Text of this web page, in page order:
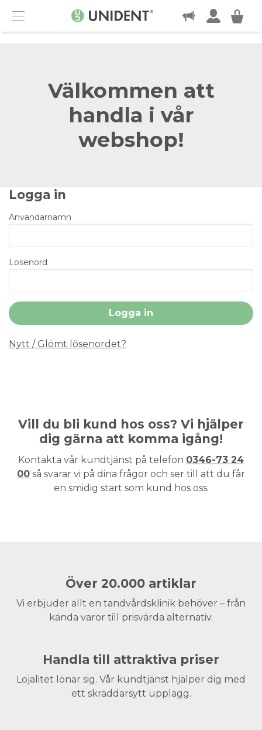
Menu
KONTAKT
Välkommen att
handla i vår
webshop!
Logga in
Användarnamn
Lösenord
Nytt / Glömt lösenordet?
Vill du bli kund hos oss? Vi hjälper
dig gärna att komma igång!
Kontakta vår kundtjänst på telefon 0346-73 24
00 så svarar vi på dina frågor och ser till att du får
en smidig start som kund hos oss.
Över 20.000 artiklar
Vi erbjuder allt en tandvårdsklinik behöver – från
kända varor till prisvärda alternativ.
Handla till attraktiva priser
Lojalitet lönar sig. Vår kundtjänst hjälper dig med
ett skräddarsytt upplägg.